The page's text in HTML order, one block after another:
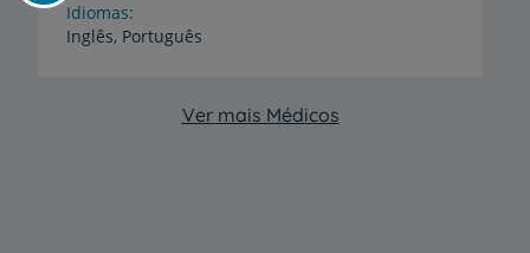
Idiomas
Inglês, Português
Ver mais Médicos